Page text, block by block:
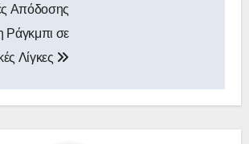
Απόδοσης
Ράγκμπι σε
Λίγκες